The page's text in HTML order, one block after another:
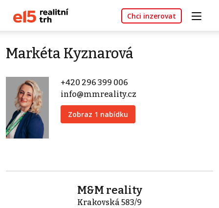
Chci inzerovat
Markéta Kyznarová
+420 296 399 006
info@mmreality.cz
Zobraz 1 nabídku
M&M reality
Krakovská 583/9